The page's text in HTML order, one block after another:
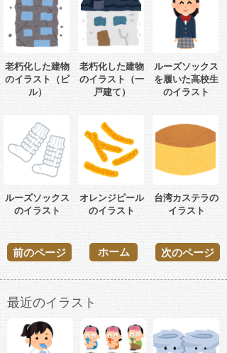
老朽化した建物
のイラスト（ビ
ル）
老朽化した建物
のイラスト（一
戸建て）
ルーズソックス
を履いた高校生
のイラスト
ルーズソックス
のイラスト
オレンジピール
のイラスト
台湾カステラの
イラスト
前のページ 次のページ
ホーム
最近のイラスト